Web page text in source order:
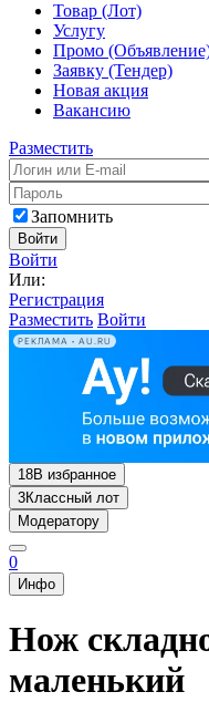
Товар (Лот)
Услугу
Промо
Заявку (Тендер)
Новая акция
Вакансию
Разместить
Запомнить
Войти
Войти
Или:
Регистрация
Разместить Войти
РЕКЛАМА • AU.RU
18В избранное
3Классный лот
Модератору
0
Инфо
Нож
маленький